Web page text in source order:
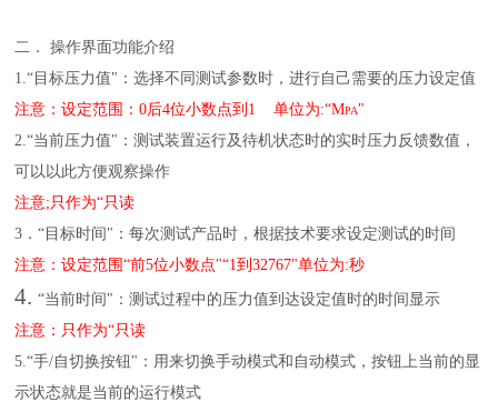
二．操作界面功能介绍
1.“目标压力值"：选择不同测试参数时，进行自己需要的压力设定值
注意：设定范围：0后4位小数点到1 单位为:“Mpa"
2.“当前压力值"：测试装置运行及待机状态时的实时压力反馈数值，
可以以此方便观察操作
注意;只作为“只读
3．“目标时间"：每次测试产品时，根据技术要求设定测试的时间
注意：设定范围“前5位小数点"“1到32767"单位为:秒
4.“当前时间"：测试过程中的压力值到达设定值时的时间显示
注意：只作为“只读
5.“手/自切换按钮"：用来切换手动模式和自动模式，按钮上当前的显
示状态就是当前的运行模式